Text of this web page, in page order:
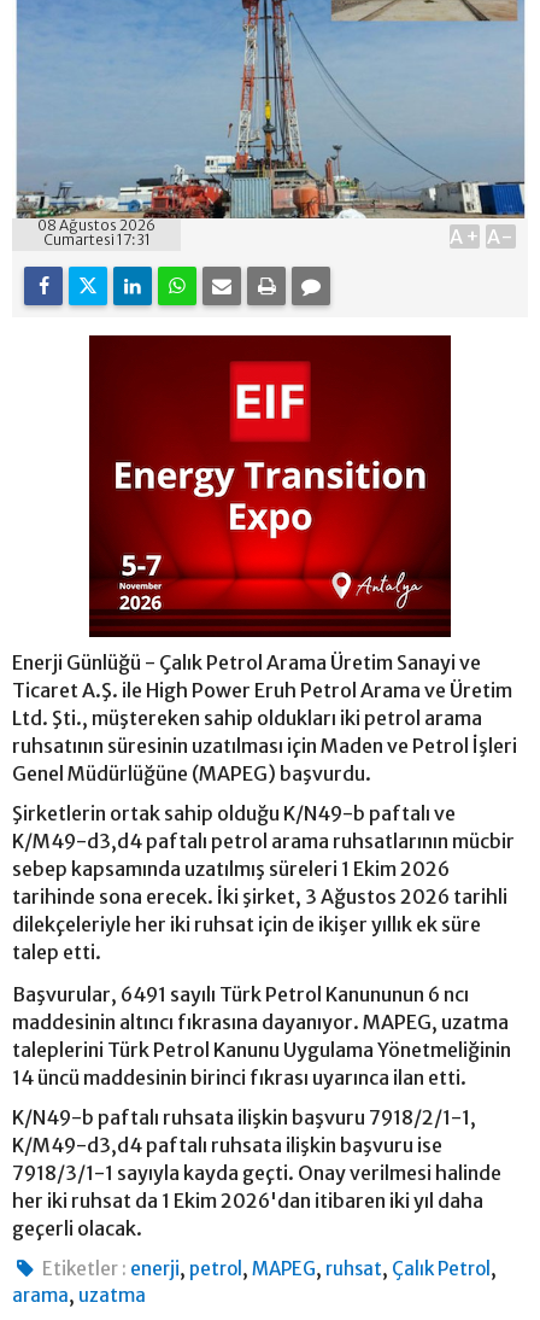
08 Ağustos 2026
Cumartesi 17:31
A+ A-
Enerji Günlüğü - Çalık Petrol Arama Üretim Sanayi ve
Ticaret A.Ş. ile High Power Eruh Petrol Arama ve Üretim
Ltd. Şti., müştereken sahip oldukları iki petrol arama
ruhsatının süresinin uzatılması için Maden ve Petrol İşleri
Genel Müdürlüğüne (MAPEG) başvurdu.
Şirketlerin ortak sahip olduğu K/N49-b paftalı ve
K/M49-d3,d4 paftalı petrol arama ruhsatlarının mücbir
sebep kapsamında uzatılmış süreleri 1 Ekim 2026
tarihinde sona erecek. İki şirket, 3 Ağustos 2026 tarihli
dilekçeleriyle her iki ruhsat için de ikişer yıllık ek süre
talep etti.
Başvurular, 6491 sayılı Türk Petrol Kanununun 6 ncı
maddesinin altıncı fıkrasına dayanıyor. MAPEG, uzatma
taleplerini Türk Petrol Kanunu Uygulama Yönetmeliğinin
14 üncü maddesinin birinci fıkrası uyarınca ilan etti.
K/N49-b paftalı ruhsata ilişkin başvuru 7918/2/1-1,
K/M49-d3,d4 paftalı ruhsata ilişkin başvuru ise
7918/3/1-1 sayıyla kayda geçti. Onay verilmesi halinde
her iki ruhsat da 1 Ekim 2026'dan itibaren iki yıl daha
geçerli olacak.
Etiketler : enerji, petrol ,MAPEG, ruhsat, Çalık Petrol ,
arama, uzatma